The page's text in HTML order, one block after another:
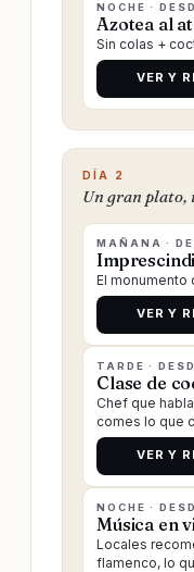
NOCHE ·
Azotea al
Sin colas +
VER Y
DÍA 2
Un gran
MAÑANA ·
El monumento
VER Y
TARDE ·
Clase de
Chef que
comes lo que
VER Y
NOCHE ·
Música en
Locales
flamenco, lo